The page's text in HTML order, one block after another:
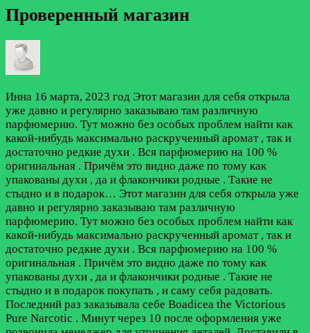
Проверенный магазин
Инна 16 марта, 2023 год Этот магазин для себя открыла
уже давно и регулярно заказываю там различную
парфюмерию. Тут можно без особых проблем найти как
какой-нибудь максимально раскрученный аромат , так и
достаточно редкие духи . Вся парфюмерию на 100 %
оригинальная . Причём это видно даже по тому как
упакованы духи , да и флакончики родные . Такие не
стыдно и в подарок… Этот магазин для себя открыла уже
давно и регулярно заказываю там различную
парфюмерию. Тут можно без особых проблем найти как
какой-нибудь максимально раскрученный аромат , так и
достаточно редкие духи . Вся парфюмерию на 100 %
оригинальная . Причём это видно даже по тому как
упакованы духи , да и флакончики родные . Такие не
стыдно и в подарок покупать , и саму себя радовать.
Последний раз заказывала себе Boadicea the Victorious
Pure Narcotic . Минут через 10 после оформления уже